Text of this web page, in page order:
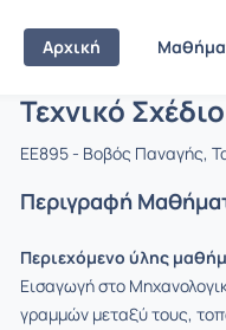
Αρχική
Αρχική Σελίδα
Μάθημα :
Κωδικός :
Τεχνικό
EE895 - Βοβός Παναγής,
Περιγραφή
Περιεχόμενο ύλης
Εισαγωγή στο
γραμμών μεταξύ τους,